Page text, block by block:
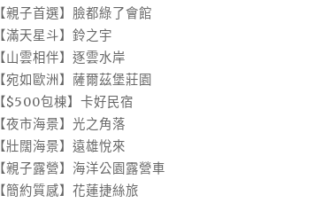
【親子首選】臉都綠了會館
【滿天星斗】鈴之宇
【山雲相伴】逐雲水岸
【宛如歐洲】薩爾茲堡莊園
【$500包棟】卡好民宿
【夜市海景】光之角落
【壯闊海景】遠雄悅來
【親子露營】海洋公園露營車
【簡約質感】花蓮捷絲旅